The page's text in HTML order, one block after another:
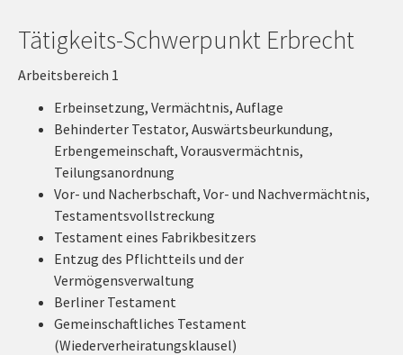
Tätigkeits-Schwerpunkt Erbrecht
Arbeitsbereich 1
Erbeinsetzung, Vermächtnis, Auflage
Behinderter Testator, Auswärtsbeurkundung,
Erbengemeinschaft, Vorausvermächtnis,
Teilungsanordnung
Vor- und Nacherbschaft, Vor- und Nachvermächtnis,
Testamentsvollstreckung
Testament eines Fabrikbesitzers
Entzug des Pflichtteils und der
Vermögensverwaltung
Berliner Testament
Gemeinschaftliches Testament
(Wiederverheiratungsklausel)